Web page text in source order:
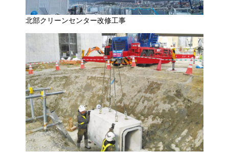
北部クリーンセンター改修工事